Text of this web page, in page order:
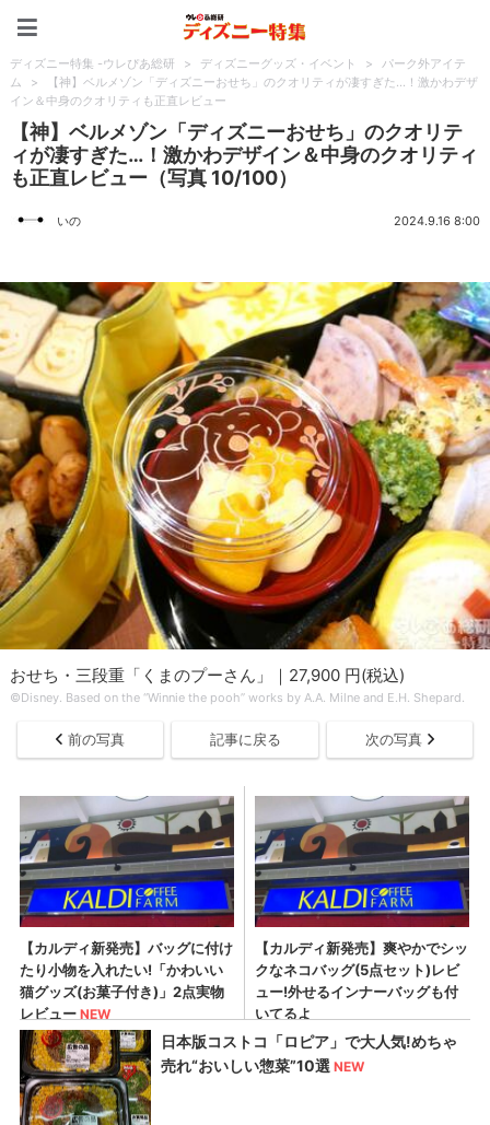
ディズニー特集 -ウレぴあ総研 > ディズニーグッズ・イベント >
パーク外アイテ
ム
>
【神】ベルメゾン「ディズニーおせち」のクオリティが凄すぎた…！激かわデザ
イン＆中身のクオリティも正直レビュー
【神】ベルメゾン「ディズニーおせち」のクオリテ
ィが凄すぎた…！激かわデザイン＆中身のクオリティ
も正直レビュー（写真 10/100）
いの 2024.9.16 8:00
おせち・三段重「くまのプーさん」｜27,900 円(税込)
©Disney. Based on the “Winnie the pooh” works by A.A. Milne and E.H. Shepard.
前の写真 記事に戻る 次の写真